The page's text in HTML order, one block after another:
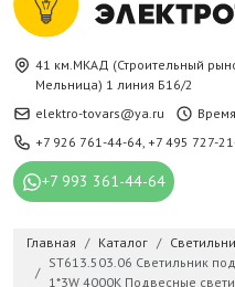
41 км.МКАД (Строительный
Мельница) 1 линия Б16/2
elektro-tovars@ya.ru
+7 926 761-44-64, +7 495 727-
+7 993 361-44-64
Главная Каталог
ST613.503.06 Светильник
1*3W 4000K Подвесные